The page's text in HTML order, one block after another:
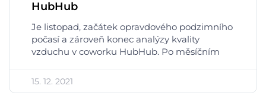
HubHub
Je listopad, začátek opravdového podzimního
počasí a zároveň konec analýzy kvality
vzduchu v coworku HubHub. Po měsíčním
15. 12. 2021